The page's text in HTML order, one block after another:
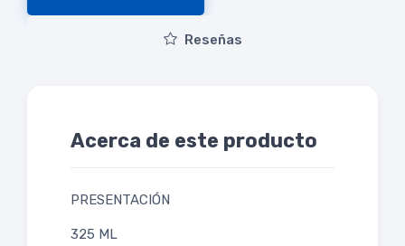
Reseñas
Acerca de este producto
PRESENTACIÓN
325 ML